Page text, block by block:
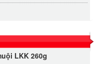
xí muội LKK 260g
LKK 260g